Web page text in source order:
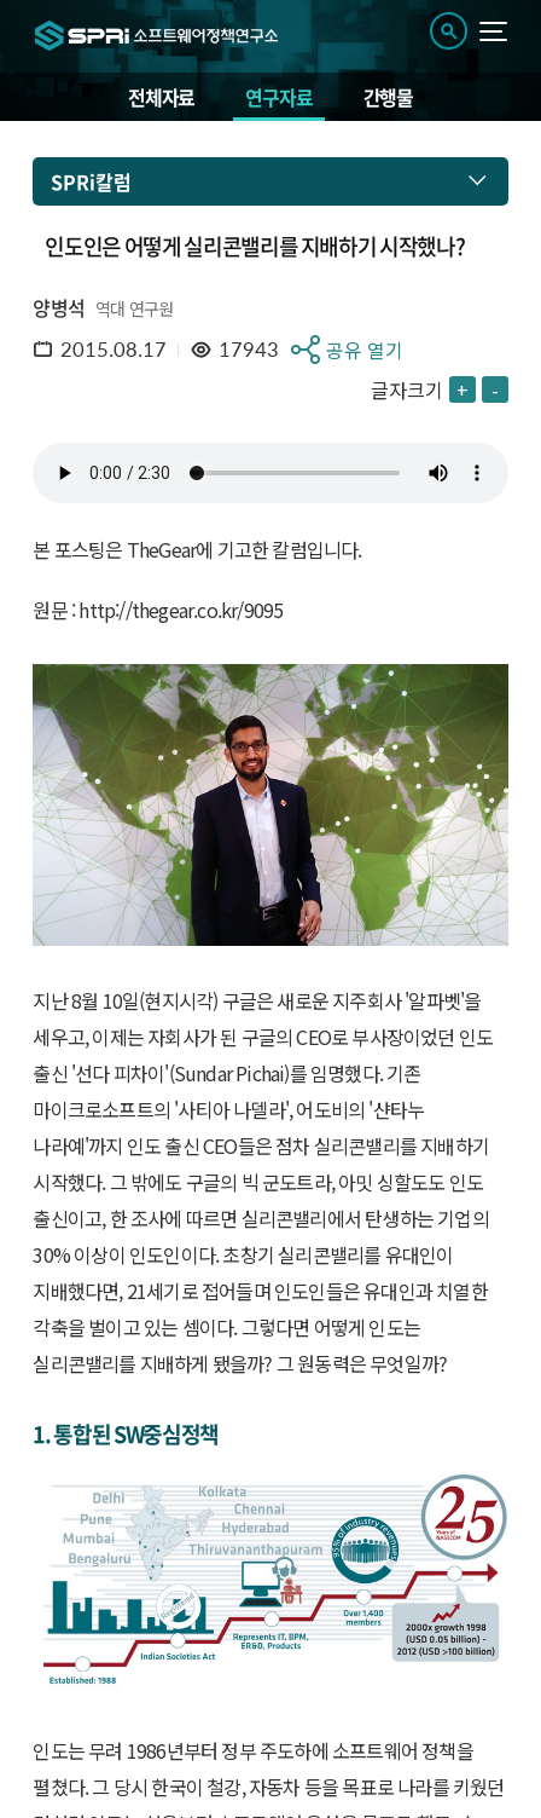
전체자료 연구자료 간행물
SPRi칼럼
인도인은 어떻게 실리콘밸리를 지배하기 시작했나?
양병석 역대 연구원
2015.08.17 17943
공유 열기
글자크기 + -
본 포스팅은 TheGear에 기고한 칼럼입니다.
원문 : http://thegear.co.kr/9095
지난 8월 10일(현지시각) 구글은 새로운 지주회사 '알파벳'을
세우고, 이제는 자회사가 된 구글의 CEO로 부사장이었던 인도
출신 '선다 피차이'(Sundar Pichai)를 임명했다. 기존
마이크로소프트의 '사티아 나델라', 어도비의 '샨타누
나라예'까지 인도 출신 CEO들은 점차 실리콘밸리를 지배하기
시작했다. 그 밖에도 구글의 빅 군도트라, 아밋 싱할도도 인도
출신이고, 한 조사에 따르면 실리콘밸리에서 탄생하는 기업의
30% 이상이 인도인이다. 초창기 실리콘밸리를 유대인이
지배했다면, 21세기로 접어들며 인도인들은 유대인과 치열한
각축을 벌이고 있는 셈이다. 그렇다면 어떻게 인도는
실리콘밸리를 지배하게 됐을까? 그 원동력은 무엇일까?
1. 통합된 SW중심정책
인도는 무려 1986년부터 정부 주도하에 소프트웨어 정책을
펼쳤다. 그 당시 한국이 철강, 자동차 등을 목표로 나라를 키웠던